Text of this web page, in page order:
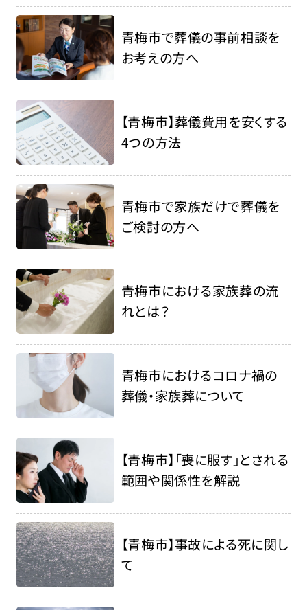
青梅市で葬儀の事前相談を
お考えの方へ
【青梅市】葬儀費用を安くする
4つの方法
青梅市で家族だけで葬儀を
ご検討の方へ
青梅市における家族葬の流
れとは？
青梅市におけるコロナ禍の
葬儀・家族葬について
【青梅市】「喪に服す」とされる
範囲や関係性を解説
【青梅市】事故による死に関し
て